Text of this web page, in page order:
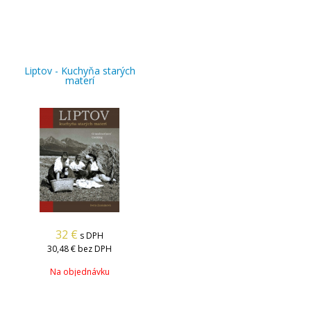
Liptov - Kuchyňa starých
materí
32 € s DPH
30,48 €bez DPH
Na objednávku